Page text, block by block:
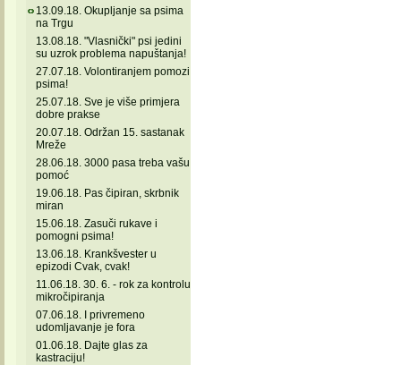
13.09.18. Okupljanje sa psima
na Trgu
13.08.18. "Vlasnički" psi jedini
su uzrok problema napuštanja!
27.07.18. Volontiranjem pomozi
psima!
25.07.18. Sve je više primjera
dobre prakse
20.07.18. Održan 15. sastanak
Mreže
28.06.18. 3000 pasa treba vašu
pomoć
19.06.18. Pas čipiran, skrbnik
miran
15.06.18. Zasuči rukave i
pomogni psima!
13.06.18. Krankšvester u
epizodi Cvak, cvak!
11.06.18. 30. 6. - rok za kontrolu
mikročipiranja
07.06.18. I privremeno
udomljavanje je fora
01.06.18. Dajte glas za
kastraciju!